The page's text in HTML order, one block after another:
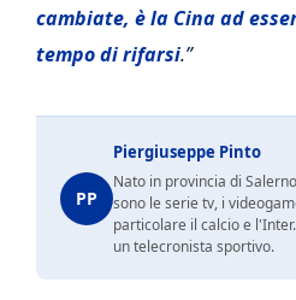
cambiate, è la Cina ad
tempo di rifarsi.”
PP
Piergiuseppe Pinto
Nato in provincia di
sono le serie tv, i
particolare il calcio e
un telecronista sportivo.